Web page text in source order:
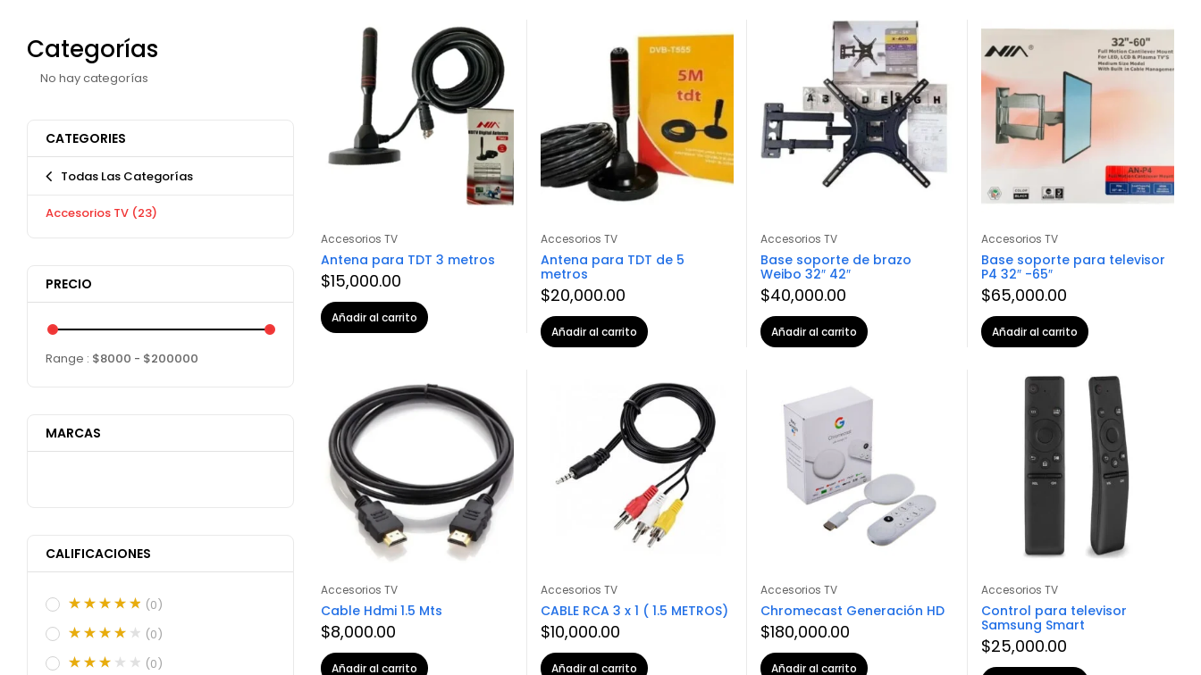
Categorías
No hay categorías
CATEGORIES
Todas Las Categorías
Accesorios TV (23)
PRECIO
Range : $8000 - $200000
MARCAS
CALIFICACIONES
(0)
(0)
(0)
Accesorios TV
Antena para TDT 3 metros
$15,000.00
Añadir al carrito
Accesorios TV
Antena para TDT de 5
metros
$20,000.00
Añadir al carrito
Accesorios TV
Base soporte de brazo
Weibo 32″ 42″
$40,000.00
Añadir al carrito
Accesorios TV
Base soporte para televisor
P4 32″ -65″
$65,000.00
Añadir al carrito
Accesorios TV
Cable Hdmi 1.5 Mts
$8,000.00
Añadir al carrito
Accesorios TV
CABLE RCA 3 x 1 ( 1.5 METROS)
$10,000.00
Añadir al carrito
Accesorios TV
Chromecast Generación HD
$180,000.00
Añadir al carrito
Accesorios TV
Control para televisor
Samsung Smart
$25,000.00